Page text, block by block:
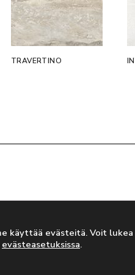
TRAVERTINO
käyttää evästeitä. Voit lukea
evästeasetuksissa.